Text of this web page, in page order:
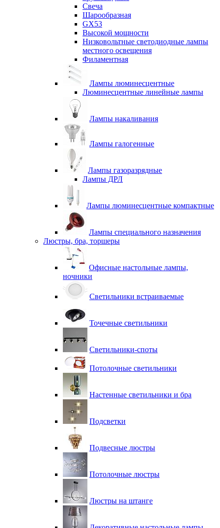
Свеча
Шарообразная
GX53
Высокой мощности
Низковольтные светодиодные лампы
местного освещения
Филаментная
Лампы люминесцентные
Люминесцентные линейные лампы
Лампы накаливания
Лампы галогенные
Лампы газоразрядные
Лампы ДРЛ
Лампы люминесцентные компактные
Лампы специального назначения
Люстры, бра, торшеры
Офисные настольные лампы,
ночники
Светильники встраиваемые
Точечные светильники
Светильники-споты
Потолочные светильники
Настенные светильники и бра
Подсветки
Подвесные люстры
Потолочные люстры
Люстры на штанге